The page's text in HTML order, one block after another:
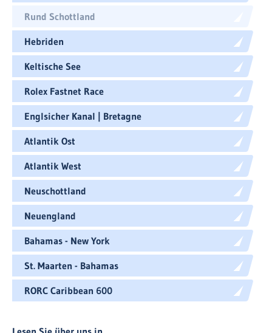
Rund Schottland
Hebriden
Keltische See
Rolex Fastnet Race
Englsicher Kanal | Bretagne
Atlantik Ost
Atlantik West
Neuschottland
Neuengland
Bahamas - New York
St. Maarten - Bahamas
RORC Caribbean 600